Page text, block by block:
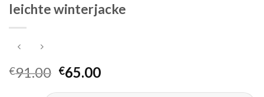
leichte winterjacke
€91.00 €65.00